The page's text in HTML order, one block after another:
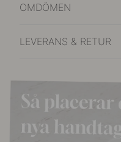
OMDÖMEN
LEVERANS & RETUR